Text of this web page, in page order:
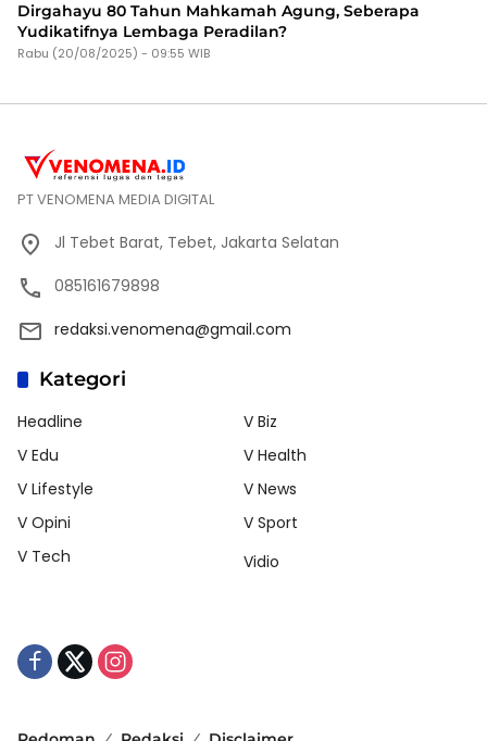
Dirgahayu 80 Tahun Mahkamah Agung, Seberapa
Yudikatifnya Lembaga Peradilan?
Rabu (20/08/2025) - 09:55 WIB
PT VENOMENA MEDIA DIGITAL
Jl Tebet Barat, Tebet, Jakarta Selatan
085161679898
redaksi.venomena@gmail.com
Kategori
Headline
V Biz
V Edu
V Health
V Lifestyle
V News
V Opini
V Sport
V Tech
Vidio